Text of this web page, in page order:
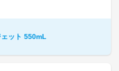
ット 550mL